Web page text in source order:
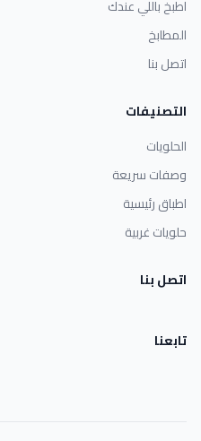
اطبخ باللي عندك
المطابخ
اتصل بنا
التصنيفات
الحلويات
وصفات سريعة
اطباق رئيسية
حلويات غربية
اتصل بنا
تابعنا